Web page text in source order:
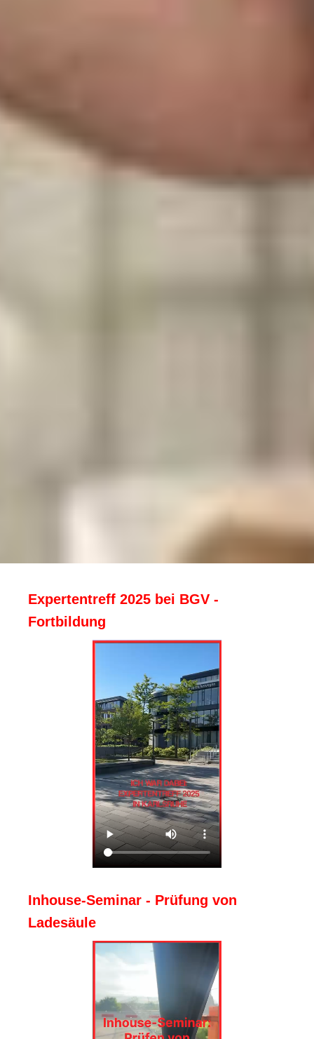
Expertentreff 2025 bei BGV -
Fortbildung
Inhouse-Seminar - Prüfung von
Ladesäule